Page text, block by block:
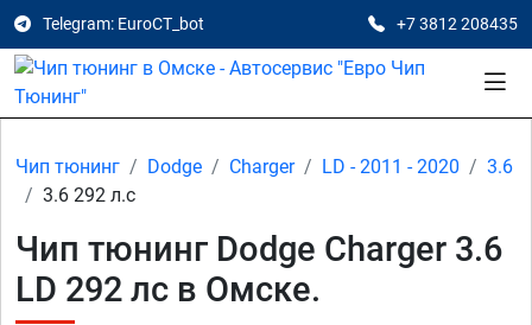
Telegram: EuroCT_bot +7 3812 208435
Чип тюнинг Dodge Charger LD - 2011 - 2020
3.6
3.6 292 л.с
Чип тюнинг Dodge Charger 3.6
LD 292 лс в Омске.